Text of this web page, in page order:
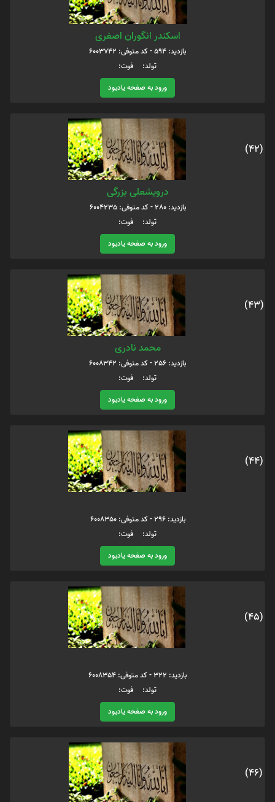
اسکندر انگوران اصغری
بازدید: 594 - کد متوفی: 6003742
تولد: فوت:
ورود به صفحه یادبود
(42)
درویشعلی بزرگی
بازدید: 280 - کد متوفی: 6004235
تولد: فوت:
ورود به صفحه یادبود
(43)
محمد نادری
بازدید: 256 - کد متوفی: 6008342
تولد: فوت:
ورود به صفحه یادبود
(44)
بازدید: 296 - کد متوفی: 6008350
تولد: فوت:
ورود به صفحه یادبود
(45)
بازدید: 322 - کد متوفی: 6008354
تولد: فوت:
ورود به صفحه یادبود
(46)